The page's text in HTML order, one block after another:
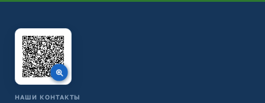
НАШИ КОНТАКТЫ